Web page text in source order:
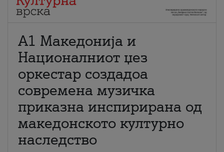
А1 Македонија и
Националниот џез
оркестар создадоа
современа музичка
приказна инспирирана од
македонското културно
наследство